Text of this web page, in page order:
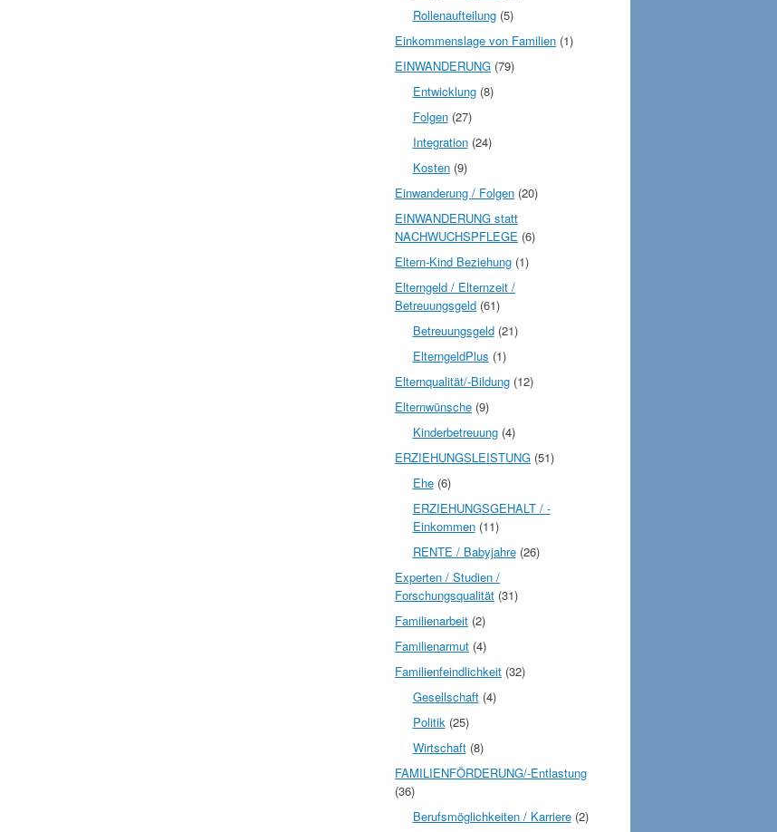
Rollenaufteilung(5)
Einkommenslage von Familien (1)
EINWANDERUNG (79)
Entwicklung(8)
Folgen(27)
Integration(24)
Kosten(9)
Einwanderung / Folgen (20)
EINWANDERUNG statt
NACHWUCHSPFLEGE (6)
Eltern-Kind Beziehung (1)
Elterngeld / Elternzeit /
Betreuungsgeld (61)
Betreuungsgeld(21)
ElterngeldPlus (1)
Elternqualität/-Bildung (12)
Elternwünsche (9)
Kinderbetreuung(4)
ERZIEHUNGSLEISTUNG (51)
Ehe(6)
ERZIEHUNGSGEHALT / -
Einkommen(11)
RENTE / Babyjahre(26)
Experten / Studien /
Forschungsqualität (31)
Familienarbeit (2)
Familienarmut (4)
Familienfeindlichkeit (32)
Gesellschaft(4)
Politik(25)
Wirtschaft(8)
FAMILIENFÖRDERUNG/-Entlastung
(36)
Berufsmöglichkeiten / Karriere(2)